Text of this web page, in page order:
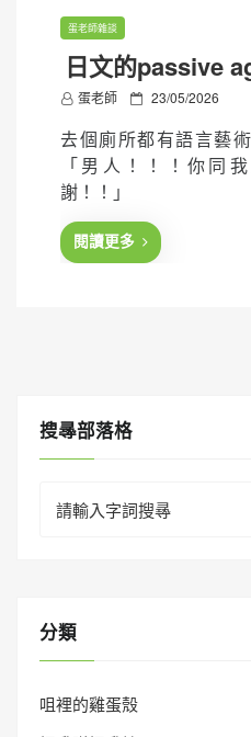
蛋老師雜談
日文的passive
蛋老師
P
s
d
23/05/2026
去個廁所都有語言藝術
「男人！！！你同
謝！！」
閱讀更多
搜㝷部落格
for:
分類
咀裡的雞蛋殼